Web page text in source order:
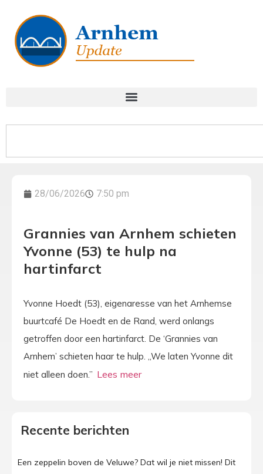
28/06/2026 7:50 pm
Grannies van Arnhem schieten
Yvonne (53) te hulp na
hartinfarct
Yvonne Hoedt (53), eigenaresse van het Arnhemse
buurtcafé De Hoedt en de Rand, werd onlangs
getroffen door een hartinfarct. De ‘Grannies van
Arnhem’ schieten haar te hulp. „We laten Yvonne dit
niet alleen doen.”
Recente berichten
Een zeppelin boven de Veluwe? Dat wil je niet missen! Dit